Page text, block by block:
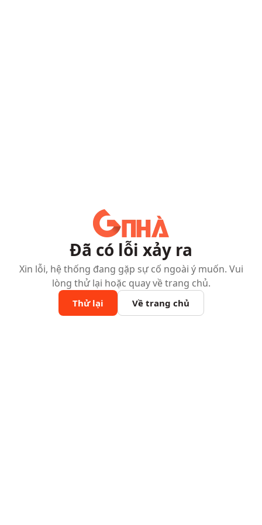
Đã có lỗi xảy ra
Xin lỗi, hệ thống đang gặp sự cố ngoài ý muốn. Vui
lòng thử lại hoặc quay về trang chủ.
Thử lại Về trang chủ